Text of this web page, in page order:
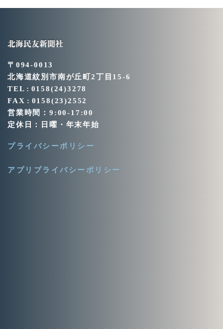
北海民友新聞社
〒094-0013
北海道紋別市南が丘町2丁目15-6
TEL : 0158(24)3278
FAX : 0158(23)2552
営業時間：9:00-17:00
定休日：日曜・年末年始
プライバシーポリシー
アプリプライバシーポリシー